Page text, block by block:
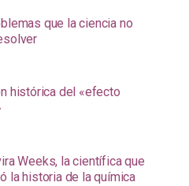
que la ciencia no
histórica del «efecto
Weeks, la científica que
la historia de la química